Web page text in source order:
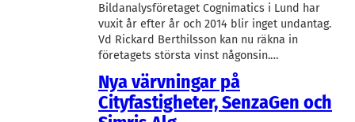
Bildanalysföretaget Cognimatics i Lund har
vuxit år efter år och 2014 blir inget undantag.
Vd Rickard Berthilsson kan nu räkna in
företagets största vinst någonsin.…
Nya värvningar på
Cityfastigheter, SenzaGen och